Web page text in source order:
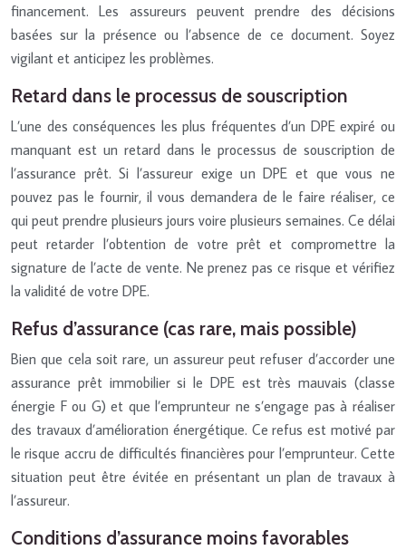
financement. Les assureurs peuvent prendre des décisions
basées sur la présence ou l’absence de ce document. Soyez
vigilant et anticipez les problèmes.
Retard dans le processus de souscription
L’une des conséquences les plus fréquentes d’un DPE expiré ou
manquant est un retard dans le processus de souscription de
l’assurance prêt. Si l’assureur exige un DPE et que vous ne
pouvez pas le fournir, il vous demandera de le faire réaliser, ce
qui peut prendre plusieurs jours voire plusieurs semaines. Ce délai
peut retarder l’obtention de votre prêt et compromettre la
signature de l’acte de vente. Ne prenez pas ce risque et vérifiez
la validité de votre DPE.
Refus d’assurance (cas rare, mais possible)
Bien que cela soit rare, un assureur peut refuser d’accorder une
assurance prêt immobilier si le DPE est très mauvais (classe
énergie F ou G) et que l’emprunteur ne s’engage pas à réaliser
des travaux d’amélioration énergétique. Ce refus est motivé par
le risque accru de difficultés financières pour l’emprunteur. Cette
situation peut être évitée en présentant un plan de travaux à
l’assureur.
Conditions d’assurance moins favorables